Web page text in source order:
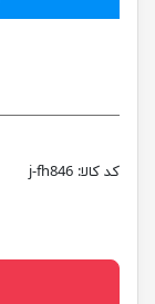
کد کالا: j-fh846